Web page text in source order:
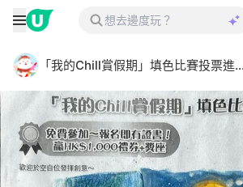
「我的Chill賞假期」填色比賽投票進行中✅